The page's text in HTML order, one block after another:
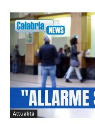
Attualità